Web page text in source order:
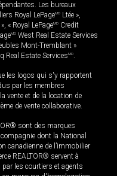
Les bureaux
Royal LePageMD Ltée »,
», « Royal LePageMD Credit
MD West Real Estate Services
Mont-Tremblant »
Real Estate ServicesMD.
les logos qui s'y rapportent
par les membres
vente et de la location de
de vente collaborative.
sont des marques
dont la National
canadienne de l’immobilier
REALTOR® servent à
les courtiers et agents